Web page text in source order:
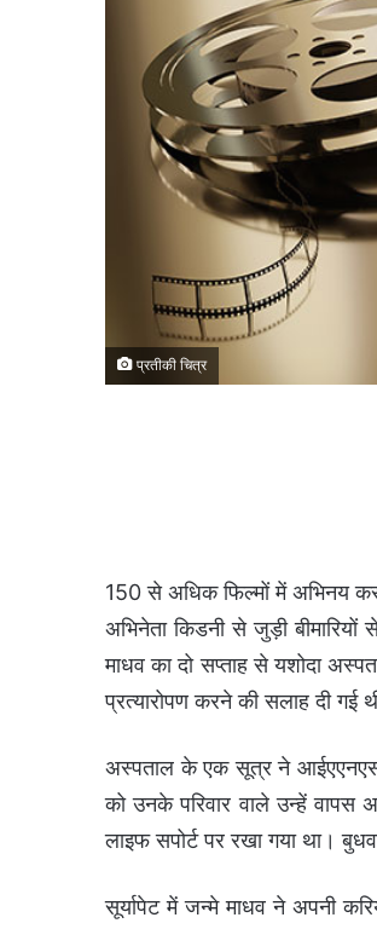
प्रतीकी चित्र
150 से अधिक फिल्मों में अभिनय
अभिनेता किडनी से जुड़ी
माधव का दो सप्ताह से यशोदा
प्रत्यारोपण करने की सलाह दी गई
अस्पताल के एक सूत्र ने आईएएनएस
को उनके परिवार वाले उन्हें वापस
लाइफ सपोर्ट पर रखा गया था।
सूर्यापेट में जन्मे माधव ने अपनी